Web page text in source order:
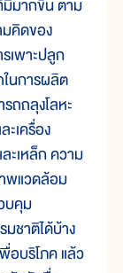
มีมากขึ้น ตาม
คิดของ
เพาะปลูก
ในการผลิต
ถถลุงโลหะ
ะเครื่อง
ะเหล็ก ความ
พแวดล้อม
บคุม
ชาติได้บ้าง
อบริโภค แล้ว